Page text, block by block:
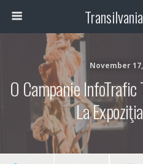
November 17,
O Campanie
La